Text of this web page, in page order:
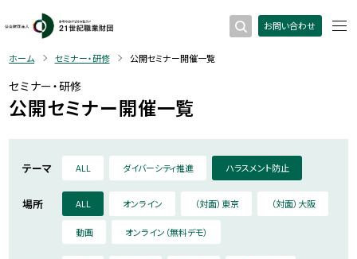
お問い合わせ
ホーム セミナー・研修 公開セミナー開催一覧
セミナー・研修
公開セミナー開催一覧
テーマ ALL ダイバーシティ推進 ハラスメント防止
場所 ALL オンライン （対面）東京 （対面）大阪
動画 オンライン（無料デモ）